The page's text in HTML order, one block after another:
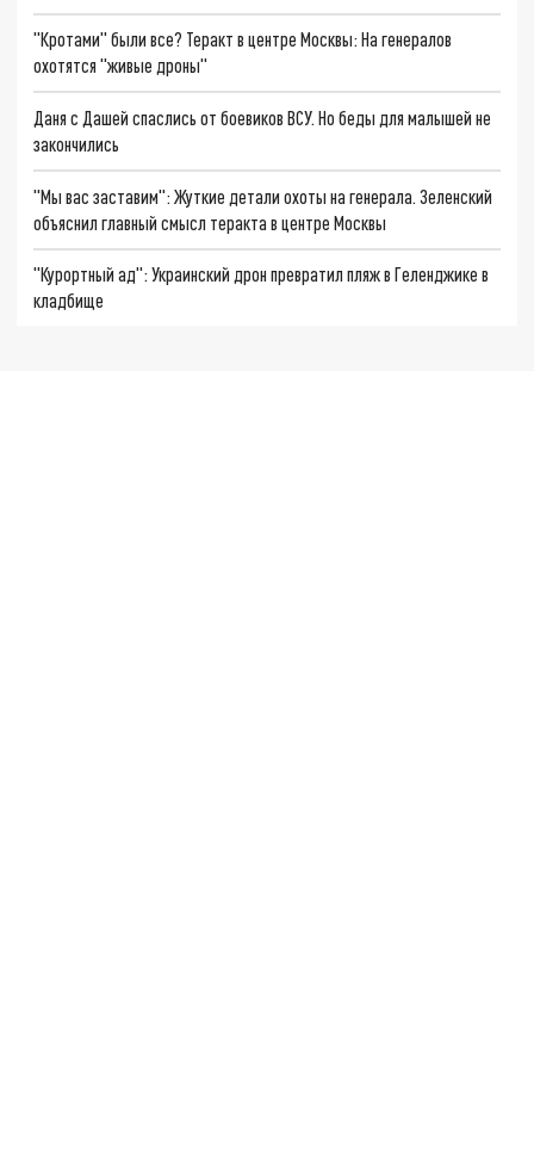
"Кротами" были все? Теракт в центре Москвы: На генералов
охотятся "живые дроны"
Даня с Дашей спаслись от боевиков ВСУ. Но беды для малышей не
закончились
"Мы вас заставим": Жуткие детали охоты на генерала. Зеленский
объяснил главный смысл теракта в центре Москвы
"Курортный ад": Украинский дрон превратил пляж в Геленджике в
кладбище